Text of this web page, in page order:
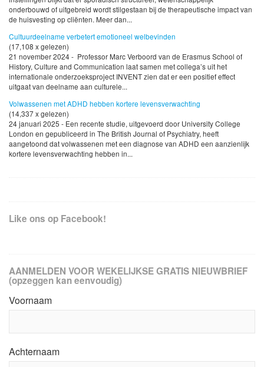
onderbouwd of uitgebreid wordt stilgestaan bij de therapeutische impact van
de huisvesting op cliënten. Meer dan...
Cultuurdeelname verbetert emotioneel welbevinden
(17,108 x gelezen)
21 november 2024 - Professor Marc Verboord van de Erasmus School of
History, Culture and Communication laat samen met collega’s uit het
internationale onderzoeksproject INVENT zien dat er een positief effect
uitgaat van deelname aan culturele...
Volwassenen met ADHD hebben kortere levensverwachting
(14,337 x gelezen)
24 januari 2025 - Een recente studie, uitgevoerd door University College
London en gepubliceerd in The British Journal of Psychiatry, heeft
aangetoond dat volwassenen met een diagnose van ADHD een aanzienlijk
kortere levensverwachting hebben in...
Like ons op Facebook!
AANMELDEN VOOR WEKELIJKSE GRATIS NIEUWBRIEF
(opzeggen kan eenvoudig)
Voornaam
Achternaam